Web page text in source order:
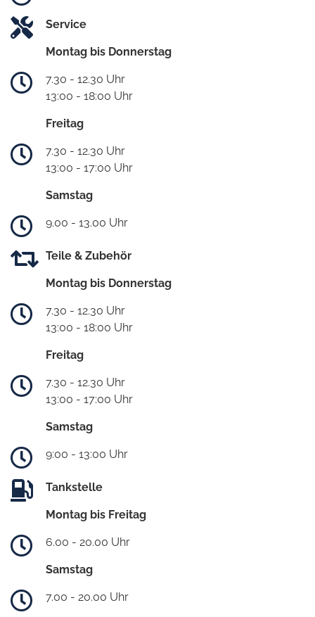
Service
Montag bis Donnerstag
7.30 - 12.30 Uhr
13:00 - 18:00 Uhr
Freitag
7.30 - 12.30 Uhr
13:00 - 17:00 Uhr
Samstag
9.00 - 13.00 Uhr
Teile & Zubehör
Montag bis Donnerstag
7.30 - 12.30 Uhr
13:00 - 18:00 Uhr
Freitag
7.30 - 12.30 Uhr
13:00 - 17:00 Uhr
Samstag
9:00 - 13:00 Uhr
Tankstelle
Montag bis Freitag
6.00 - 20.00 Uhr
Samstag
7.00 - 20.00 Uhr